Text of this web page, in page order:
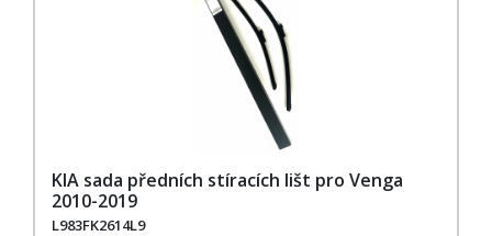
KIA sada předních stíracích lišt pro Venga
2010-2019
L983FK2614L9